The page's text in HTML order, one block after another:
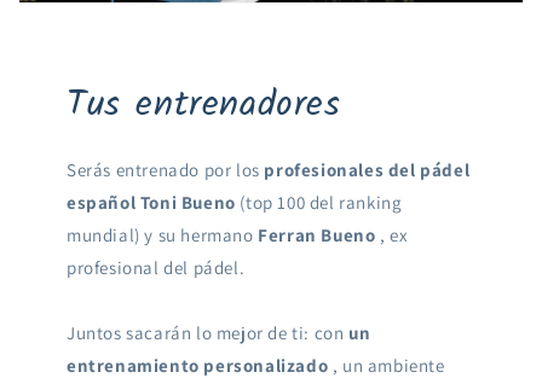
Tus entrenadores
Serás entrenado por los profesionales del pádel
español Toni Bueno (top 100 del ranking
mundial) y su hermano Ferran Bueno , ex
profesional del pádel.
Juntos sacarán lo mejor de ti: con un
entrenamiento personalizado , un ambiente